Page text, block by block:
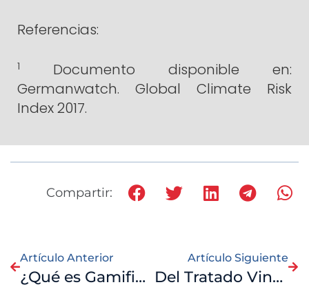
Referencias:
1
Documento disponible en:
Germanwatch. Global Climate Risk
Index 2017.
Compartir:
Artículo Anterior
¿Qué es Gamificación?
Artículo Siguiente
Del Tratado Vinculante de la ONU sobre las Empresas y los Derechos Humanos